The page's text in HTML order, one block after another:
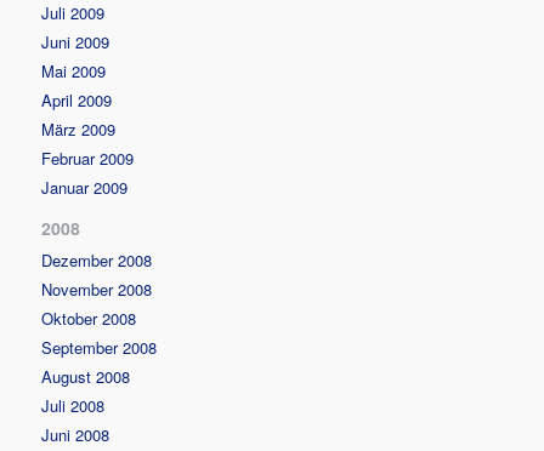
Juli 2009
Juni 2009
Mai 2009
April 2009
März 2009
Februar 2009
Januar 2009
2008
Dezember 2008
November 2008
Oktober 2008
September 2008
August 2008
Juli 2008
Juni 2008